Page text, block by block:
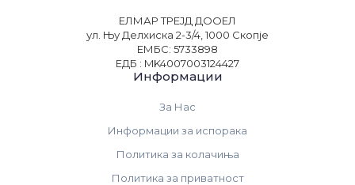
ЕЛМАР ТРЕЈД ДООЕЛ
ул. Њу Делхиска 2-3/4, 1000 Скопје
ЕМБС: 5733898
ЕДБ : MK4007003124427
Информации
За Нас
Информации за испорака
Политика за колачиња
Политика за приватност